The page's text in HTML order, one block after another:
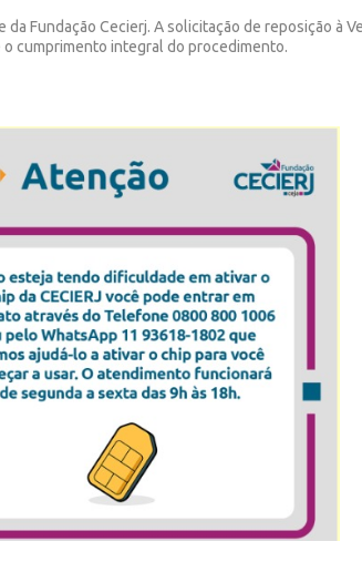
Fundação Cecierj. A solicitação de reposição à
cumprimento integral do procedimento.